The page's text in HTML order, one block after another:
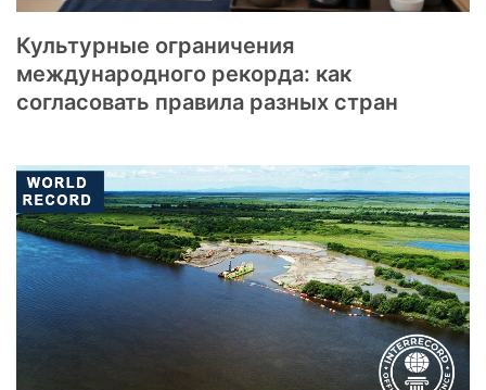
Культурные ограничения
международного рекорда: как
согласовать правила разных стран